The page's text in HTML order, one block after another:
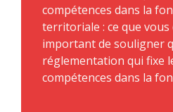
compétences dans la
territoriale : ce que vous
important de souligner
réglementation qui fixe
compétences dans la